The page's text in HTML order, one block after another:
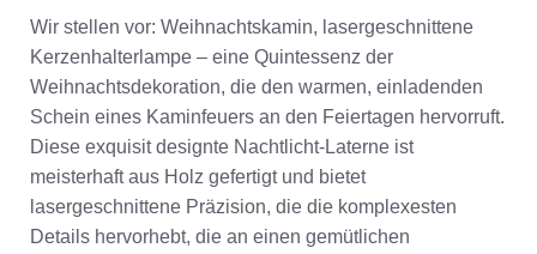
Wir stellen vor: Weihnachtskamin, lasergeschnittene
Kerzenhalterlampe – eine Quintessenz der
Weihnachtsdekoration, die den warmen, einladenden
Schein eines Kaminfeuers an den Feiertagen hervorruft.
Diese exquisit designte Nachtlicht-Laterne ist
meisterhaft aus Holz gefertigt und bietet
lasergeschnittene Präzision, die die komplexesten
Details hervorhebt, die an einen gemütlichen